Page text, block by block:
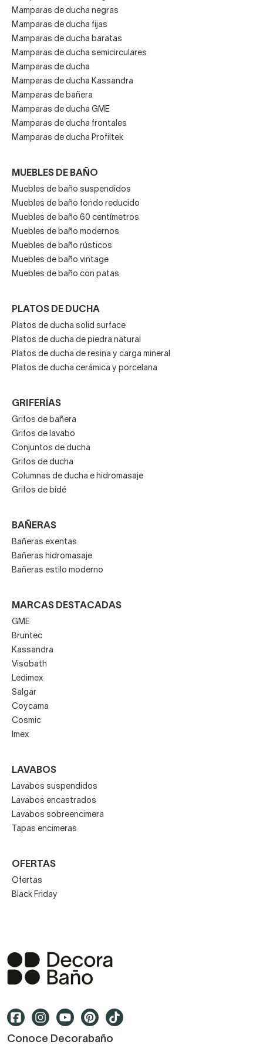
Mamparas de ducha negras
Mamparas de ducha fijas
Mamparas de ducha baratas
Mamparas de ducha semicirculares
Mamparas de ducha
Mamparas de ducha Kassandra
Mamparas de bañera
Mamparas de ducha GME
Mamparas de ducha frontales
Mamparas de ducha Profiltek
MUEBLES DE BAÑO
Muebles de baño suspendidos
Muebles de baño fondo reducido
Muebles de baño 60 centímetros
Muebles de baño modernos
Muebles de baño rústicos
Muebles de baño vintage
Muebles de baño con patas
PLATOS DE DUCHA
Platos de ducha solid surface
Platos de ducha de piedra natural
Platos de ducha de resina y carga mineral
Platos de ducha cerámica y porcelana
GRIFERÍAS
Grifos de bañera
Grifos de lavabo
Conjuntos de ducha
Grifos de ducha
Columnas de ducha e hidromasaje
Grifos de bidé
BAÑERAS
Bañeras exentas
Bañeras hidromasaje
Bañeras estilo moderno
MARCAS DESTACADAS
GME
Bruntec
Kassandra
Visobath
Ledimex
Salgar
Coycama
Cosmic
Imex
LAVABOS
Lavabos suspendidos
Lavabos encastrados
Lavabos sobreencimera
Tapas encimeras
OFERTAS
Ofertas
Black Friday
Conoce Decorabaño